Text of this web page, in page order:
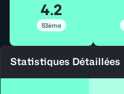
4.2
53ème
Statistiques Détaillées